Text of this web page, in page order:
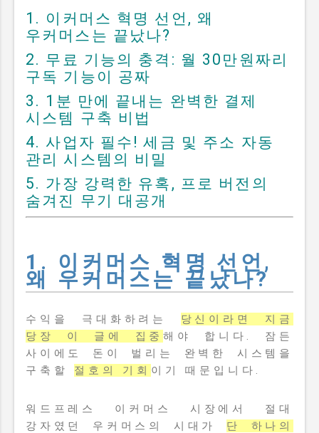
요약 기능은 사용자가 굳이
개별 블로그를 클릭하지
않아도 필요한 기초 정보를
검색 결과창 내에서 즉시
확인하게 만들어 주고 있죠.
이러한 현상을 바로 제로
클릭(Zero-Click) 이라고
부릅니다. 예전처럼 상단에
내 글을 올려두기만 하면
자연스럽게 클릭으로
이어지던 시대는 지나가고,
사용자가 굳이 내 글을 직접
살아남기 힘든 구조가...
1. 이커머스 혁명 선언, 왜
우커머스는 끝났나?
2. 무료 기능의 충격: 월 30만원짜리
구독 기능이 공짜
3. 1분 만에 끝내는 완벽한 결제
시스템 구축 비법
4. 사업자 필수! 세금 및 주소 자동
관리 시스템의 비밀
5. 가장 강력한 유혹, 프로 버전의
숨겨진 무기 대공개
1. 이커머스 혁명 선언,
왜 우커머스는 끝났나?
수익을 극대화하려는 당신이라면 지금
당장 이 글에 집중해야 합니다. 잠든
사이에도 돈이 벌리는 완벽한 시스템을
구축할 절호의 기회 이기 때문입니다.
워드프레스 이커머스 시장에서 절대
강자였던 우커머스의 시대가 단 하나의